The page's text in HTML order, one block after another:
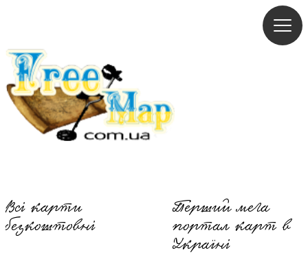
Всі карти
безкоштовні
Перший мега
портал карт в
Україні